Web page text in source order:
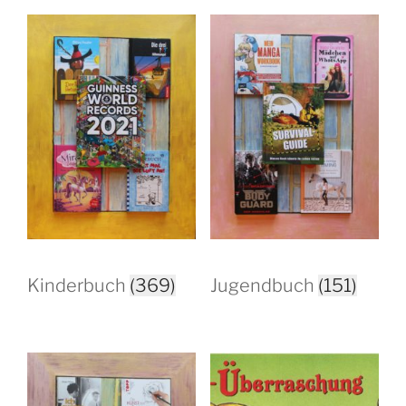
Kinderbuch (369) Jugendbuch (151)